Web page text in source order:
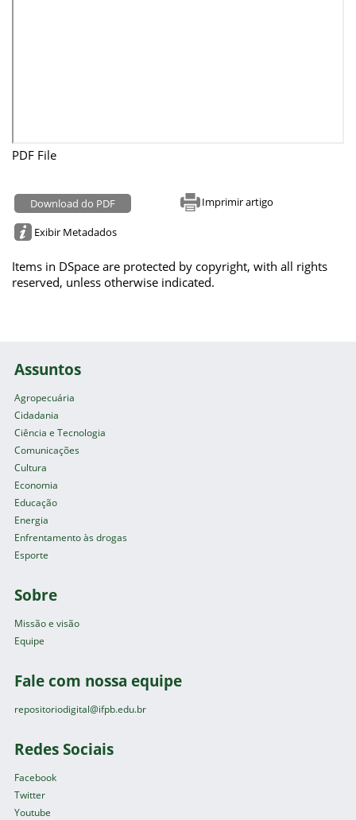
PDF File
Download do PDF Imprimir artigo
Exibir Metadados
Items in DSpace are protected by copyright, with all rights
reserved, unless otherwise indicated.
Assuntos
Agropecuária
Cidadania
Ciência e Tecnologia
Comunicações
Cultura
Economia
Educação
Energia
Enfrentamento às drogas
Esporte
Sobre
Missão e visão
Equipe
Fale com nossa equipe
repositoriodigital@ifpb.edu.br
Redes Sociais
Facebook
Twitter
Youtube